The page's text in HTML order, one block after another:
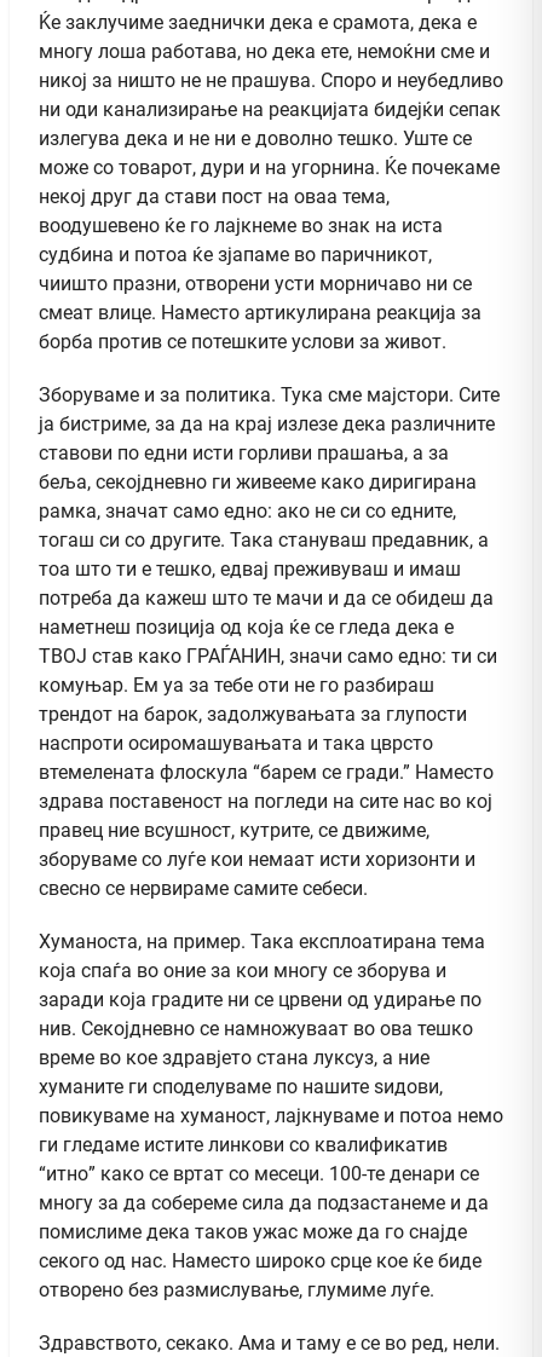
Ќе заклучиме заеднички дека е срамота, дека е
многу лоша работава, но дека ете, немоќни сме и
никој за ништо не не прашува. Споро и неубедливо
ни оди канализирање на реакцијата бидејќи сепак
излегува дека и не ни е доволно тешко. Уште се
може со товарот, дури и на угорнина. Ќе почекаме
некој друг да стави пост на оваа тема,
воодушевено ќе го лајкнеме во знак на иста
судбина и потоа ќе зјапаме во паричникот,
чиишто празни, отворени усти морничаво ни се
смеат влице. Наместо артикулирана реакција за
борба против се потешките услови за живот.
Зборуваме и за политика. Тука сме мајстори. Сите
ја бистриме, за да на крај излезе дека различните
ставови по едни исти горливи прашања, а за
беља, секојдневно ги живееме како диригирана
рамка, значат само едно: ако не си со едните,
тогаш си со другите. Така стануваш предавник, а
тоа што ти е тешко, едвај преживуваш и имаш
потреба да кажеш што те мачи и да се обидеш да
наметнеш позиција од која ќе се гледа дека е
ТВОЈ став како ГРАЃАНИН, значи само едно: ти си
комуњар. Ем уа за тебе оти не го разбираш
трендот на барок, задолжувањата за глупости
наспроти осиромашувањата и така цврсто
втемелената флоскула “барем се гради.” Наместо
здрава поставеност на погледи на сите нас во кој
правец ние всушност, кутрите, се движиме,
зборуваме со луѓе кои немаат исти хоризонти и
свесно се нервираме самите себеси.
Хуманоста, на пример. Така експлоатирана тема
која спаѓа во оние за кои многу се зборува и
заради која градите ни се црвени од удирање по
нив. Секојдневно се намножуваат во ова тешко
време во кое здравјето стана луксуз, а ние
хуманите ги споделуваме по нашите ѕидови,
повикуваме на хуманост, лајкнуваме и потоа немо
ги гледаме истите линкови со квалификатив
“итно” како се вртат со месеци. 100-те денари се
многу за да собереме сила да подзастанеме и да
помислиме дека таков ужас може да го снајде
секого од нас. Наместо широко срце кое ќе биде
отворено без размислување, глумиме луѓе.
Здравството, секако. Ама и таму е се во ред, нели.